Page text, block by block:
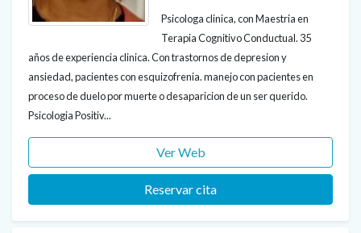
Psicologa clinica, con Maestria en
Terapia Cognitivo Conductual. 35
años de experiencia clinica. Con trastornos de depresion y
ansiedad, pacientes con esquizofrenia. manejo con pacientes en
proceso de duelo por muerte o desaparicion de un ser querido.
Psicologia Positiv...
Ver Web
Reservar cita